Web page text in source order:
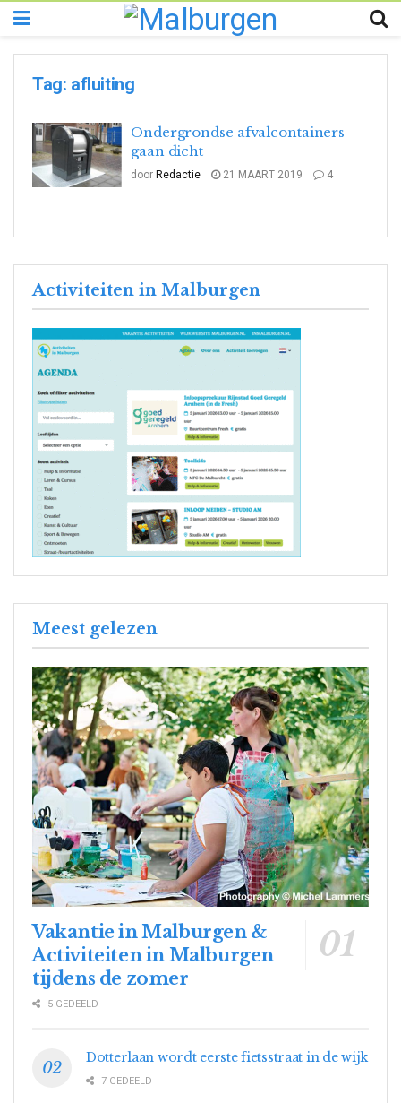
Tag: afluiting
Ondergrondse afvalcontainers
gaan dicht
door Redactie 21 MAART 2019 4
Activiteiten in Malburgen
Meest gelezen
Vakantie in Malburgen &
Activiteiten in Malburgen
tijdens de zomer
5 GEDEELD
Dotterlaan wordt eerste fietsstraat in de wijk
7 GEDEELD